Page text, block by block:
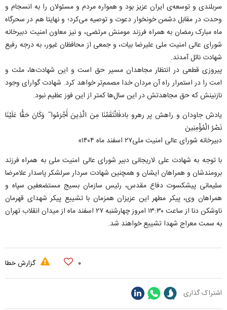
سربلندی و توسعه‌ی ایران عزیز بود و همواره مردم و مسئولان را به انسجام و
وحدت در مقابل دشمن خونخوار دعوت و توصیه می‌کرد؛ و نهایتا هم در سحرگاه
ماه مبارک رمضان به همراه فرزند مومنش مرتضی، و نیز معاون امنیت دبیرخانه
شورای عالی امنیت ملی علیرضا بیات، و جمعی از محافظان غیور، به درجه رفیع
شهادت نائل آمدند.
پیروزی قطعی در انتظار مجاهدان مسیر حق است و این شهادت‌ها، ملت و
امت را در استمرار راه آن مردان خدا مصمم‌تر خواهد کرد. شهادت گوارای وجود
نازنینش که حق مجاهدتش در این سال‌ها کمتر از این فوز عظیم نبود.
یادش جاودان و راهش پر رهرو بادفَانْتَقَمْنَا مِنَ الَّذِینَ أَجْرَمُوا ۖ وَکَانَ حَقًّا عَلَیْنَا
نَصْرُ الْمُؤْمِنِینَ
دبیرخانه شورای عالی امنیت ملی۲۷ اسفند ماه ۱۴۰۴»
با توجه به شهادت علی لاریجانی دبیر شورای عالی امنیت ملی به همراه فرزند
برومندشان و همراهان ایشان و همچنین شهادت سردار سرلشکر پاسدار علامرضا
سلیمانی پیشکسوت دفاع مقدس، رئیس سازمان بسیج مستضعفین سپاه و
همراهان وی، پیکر مطهر این عزیزان همزمان با تشییع پیکر شهدای قهرمان
ناوشکن دنا از ساعت ۱۳:۳۰ امروز چهارشنبه ۲۷ اسفند ماه از میدان انقلاب تهران
به سمت معراج شهدا تشییع خواهند شد.
۰ گزارش خطا
اشتراک گذاری